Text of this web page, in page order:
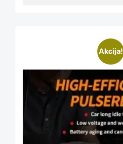
the
product
Akcija!